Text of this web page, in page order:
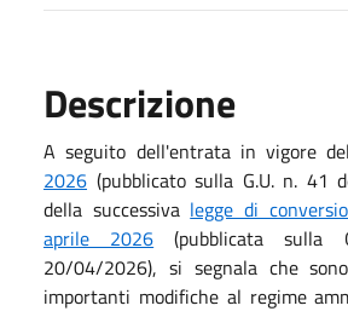
Descrizione
A seguito dell'entrata in vigore del
2026 (pubblicato sulla G.U. n. 41
della successiva legge di
aprile 2026 (pubblicata
20/04/2026), si segnala che
importanti modifiche al regime